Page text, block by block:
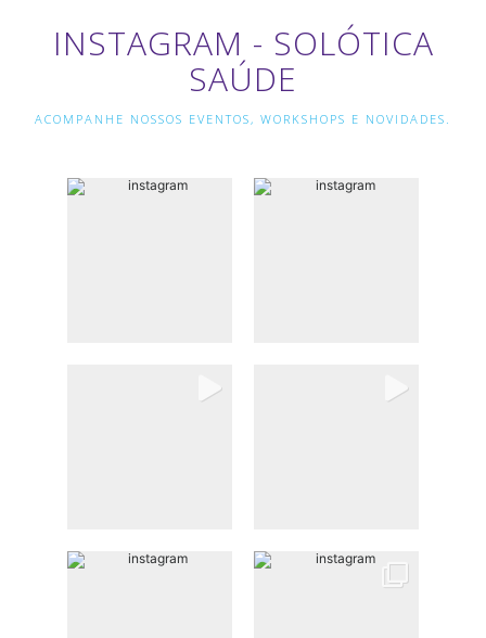
INSTAGRAM - SOLÓTICA
SAÚDE
ACOMPANHE NOSSOS EVENTOS, WORKSHOPS E NOVIDADES.